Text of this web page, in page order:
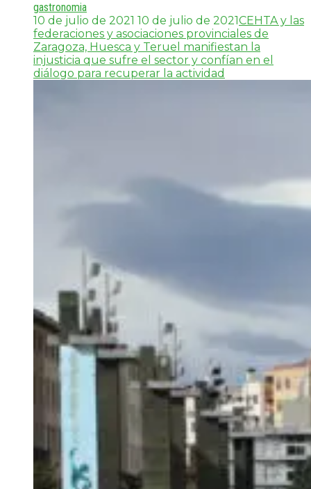
gastronomia
10 de julio de 2021 10 de julio de 2021CEHTA y las
federaciones y asociaciones provinciales de
Zaragoza, Huesca y Teruel manifiestan la
injusticia que sufre el sector y confían en el
diálogo para recuperar la actividad